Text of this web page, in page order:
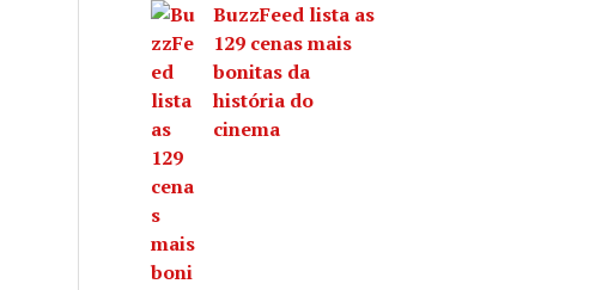
BuzzFeed lista as
129 cenas mais
bonitas da
história do
cinema